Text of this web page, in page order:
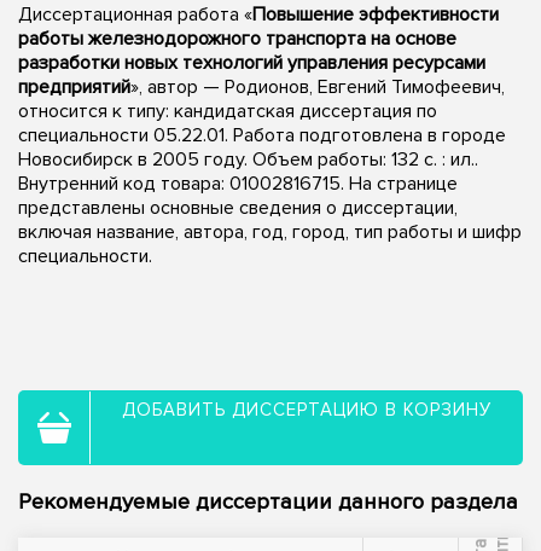
Диссертационная работа «Повышение эффективности
работы железнодорожного транспорта на основе
разработки новых технологий управления ресурсами
предприятий», автор — Родионов, Евгений Тимофеевич,
относится к типу: кандидатская диссертация по
специальности 05.22.01. Работа подготовлена в городе
Новосибирск в 2005 году. Объем работы: 132 с. : ил..
Внутренний код товара: 01002816715. На странице
представлены основные сведения о диссертации,
включая название, автора, год, город, тип работы и шифр
специальности.
ДОБАВИТЬ ДИССЕРТАЦИЮ В КОРЗИНУ
Рекомендуемые диссертации данного раздела